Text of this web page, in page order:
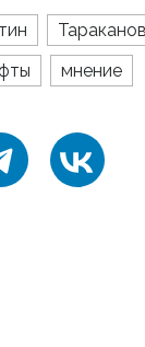
Тараканов
мнение